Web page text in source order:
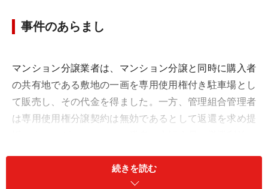
事件のあらまし
マンション分譲業者は、マンション分譲と同時に購入者
の共有地である敷地の一画を専用使用権付き駐車場とし
て販売し、その代金を得ました。一方、管理組合管理者
は専用使用権分譲契約は無効であるとして返還を求め提
続きを読む